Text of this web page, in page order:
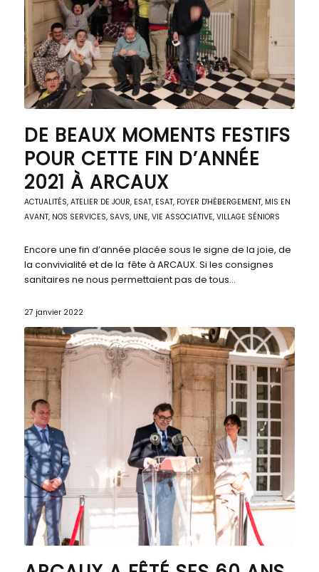
DE BEAUX MOMENTS FESTIFS
POUR CETTE FIN D’ANNÉE
2021 À ARCAUX
ACTUALITÉS, ATELIER DE JOUR, ESAT, ESAT, FOYER D'HÉBERGEMENT, MIS EN
AVANT, NOS SERVICES, SAVS, UNE, VIE ASSOCIATIVE, VILLAGE SÉNIORS
Encore une fin d’année placée sous le signe de la joie, de
la convivialité et de la fête à ARCAUX. Si les consignes
sanitaires ne nous permettaient pas de tous…
27 janvier 2022